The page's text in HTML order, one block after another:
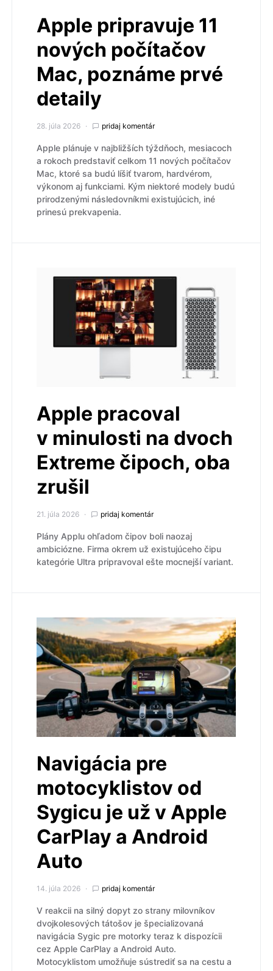
Apple pripravuje 11
nových počítačov
Mac, poznáme prvé
detaily
28. júla 2026 pridaj komentár
Apple plánuje v najbližších týždňoch, mesiacoch
a rokoch predstaviť celkom 11 nových počítačov
Mac, ktoré sa budú líšiť tvarom, hardvérom,
výkonom aj funkciami. Kým niektoré modely budú
prirodzenými následovníkmi existujúcich, iné
prinesú prekvapenia.
Apple pracoval
v minulosti na dvoch
Extreme čipoch, oba
zrušil
21. júla 2026 pridaj komentár
Plány Applu ohľadom čipov boli naozaj
ambiciózne. Firma okrem už existujúceho čipu
kategórie Ultra pripravoval ešte mocnejší variant.
Navigácia pre
motocyklistov od
Sygicu je už v Apple
CarPlay a Android
Auto
14. júla 2026 pridaj komentár
V reakcii na silný dopyt zo strany milovníkov
dvojkolesových tátošov je špecializovaná
navigácia Sygic pre motorky teraz k dispozícii
cez Apple CarPlay a Android Auto.
Motocyklistom umožňuje sústrediť sa na cestu a